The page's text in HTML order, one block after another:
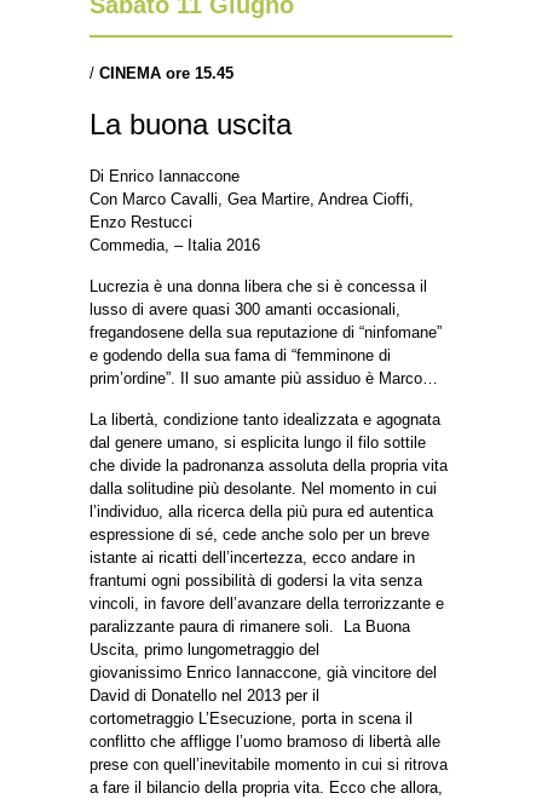
/ CINEMA ore 15.45
La buona uscita
Di Enrico Iannaccone
Con Marco Cavalli, Gea Martire, Andrea Cioffi,
Enzo Restucci
Commedia, – Italia 2016
Lucrezia è una donna libera che si è concessa il
lusso di avere quasi 300 amanti occasionali,
fregandosene della sua reputazione di “ninfomane”
e godendo della sua fama di “femminone di
prim’ordine”. Il suo amante più assiduo è Marco…
La libertà, condizione tanto idealizzata e agognata
dal genere umano, si esplicita lungo il filo sottile
che divide la padronanza assoluta della propria vita
dalla solitudine più desolante. Nel momento in cui
l’individuo, alla ricerca della più pura ed autentica
espressione di sé, cede anche solo per un breve
istante ai ricatti dell’incertezza, ecco andare in
frantumi ogni possibilità di godersi la vita senza
vincoli, in favore dell’avanzare della terrorizzante e
paralizzante paura di rimanere soli. La Buona
Uscita, primo lungometraggio del
giovanissimo Enrico Iannaccone, già vincitore del
David di Donatello nel 2013 per il
cortometraggio L’Esecuzione, porta in scena il
conflitto che affligge l’uomo bramoso di libertà alle
prese con quell’inevitabile momento in cui si ritrova
a fare il bilancio della propria vita. Ecco che allora,